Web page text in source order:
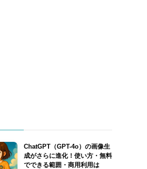
ChatGPT（GPT-4o）の画像生
成がさらに進化！使い方・無料
でできる範囲・商用利用は